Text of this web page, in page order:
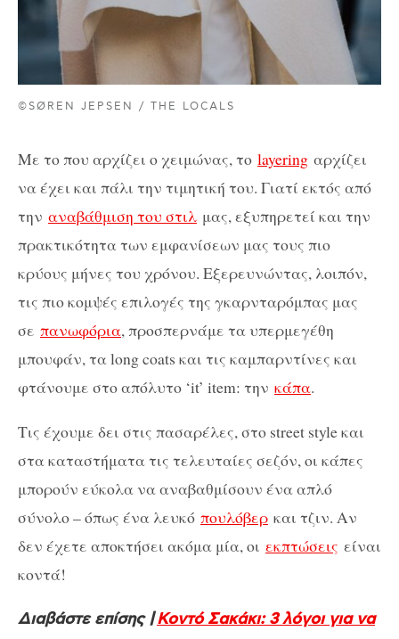
©SØREN JEPSEN / THE LOCALS
Με το που αρχίζει ο χειμώνας, το layering αρχίζει
να έχει και πάλι την τιμητική του. Γιατί εκτός από
την αναβάθμιση του στιλ μας, εξυπηρετεί και την
πρακτικότητα των εμφανίσεων μας τους πιο
κρύους μήνες του χρόνου. Εξερευνώντας, λοιπόν,
τις πιο κομψές επιλογές της γκαρνταρόμπας μας
σε πανωφόρια, προσπερνάμε τα υπερμεγέθη
μπουφάν, τα long coats και τις καμπαρντίνες και
φτάνουμε στο απόλυτο ‘it’ item: την κάπα.
Τις έχουμε δει στις πασαρέλες, στο street style και
στα καταστήματα τις τελευταίες σεζόν, οι κάπες
μπορούν εύκολα να αναβαθμίσουν ένα απλό
σύνολο – όπως ένα λευκό πουλόβερ και τζιν. Αν
δεν έχετε αποκτήσει ακόμα μία, οι εκπτώσεις είναι
κοντά!
Διαβάστε επίσης |Κοντό Σακάκι: 3 λόγοι για να